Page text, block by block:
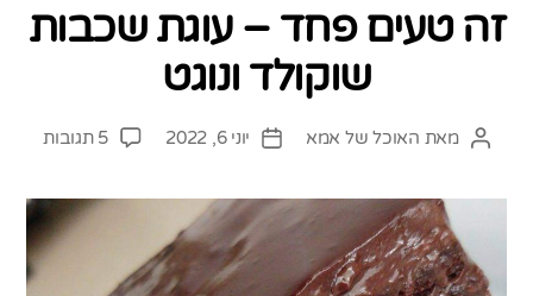
זה טעים פחד – עוגת שכבות
שוקולד ונוגט
המחבר
מאת האוכל של אמא
תאריך
יוני 6, 2022 5 תגובות
על
פחד
–
עוגת